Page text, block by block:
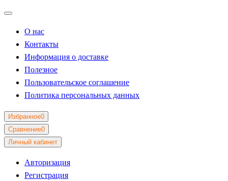
О нас
Контакты
Информация о доставке
Полезное
Пользовательское соглашение
Политика персональных данных
Избранное0
Сравнение0
Личный кабинет
Авторизация
Регистрация